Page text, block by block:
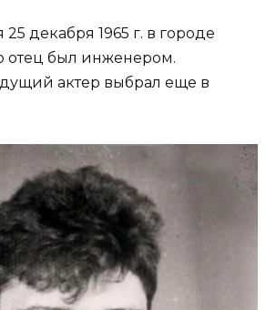
декабря 1965 г. в городе
отец был инженером.
актер выбрал еще в